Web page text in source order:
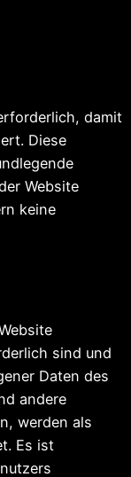
damit
Diese
Website
keine
sind und
Daten des
andere
werden als
Es ist